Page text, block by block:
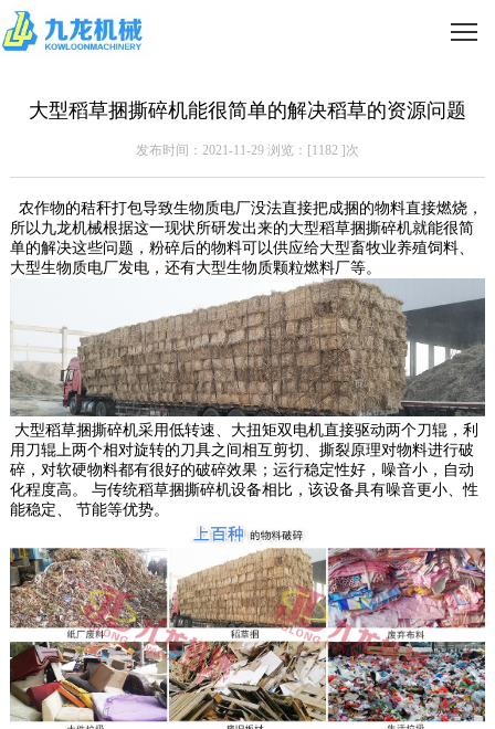
大型稻草捆撕碎机能很简单的解决稻草的资源问题
发布时间：2021-11-29 浏览：[1182 ]次
农作物的秸秆打包导致生物质电厂没法直接把成捆的物料直接燃烧，
所以九龙机械根据这一现状所研发出来的大型稻草捆撕碎机就能很简
单的解决这些问题，粉碎后的物料可以供应给大型畜牧业养殖饲料、
大型生物质电厂发电，还有大型生物质颗粒燃料厂等。
大型稻草捆撕碎机采用低转速、大扭矩双电机直接驱动两个刀辊，利
用刀辊上两个相对旋转的刀具之间相互剪切、撕裂原理对物料进行破
碎，对软硬物料都有很好的破碎效果；运行稳定性好，噪音小，自动
化程度高。 与传统稻草捆撕碎机设备相比，该设备具有噪音更小、性
能稳定、 节能等优势。